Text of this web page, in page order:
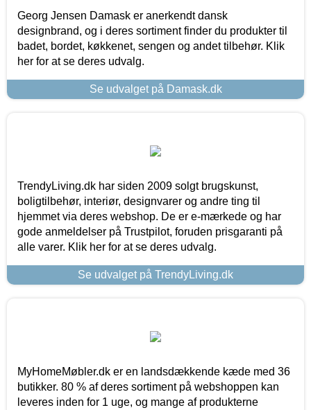
Georg Jensen Damask er anerkendt dansk
designbrand, og i deres sortiment finder du produkter til
badet, bordet, køkkenet, sengen og andet tilbehør. Klik
her for at se deres udvalg.
Se udvalget på Damask.dk
TrendyLiving.dk har siden 2009 solgt brugskunst,
boligtilbehør, interiør, designvarer og andre ting til
hjemmet via deres webshop. De er e-mærkede og har
gode anmeldelser på Trustpilot, foruden prisgaranti på
alle varer. Klik her for at se deres udvalg.
Se udvalget på TrendyLiving.dk
MyHomeMøbler.dk er en landsdækkende kæde med 36
butikker. 80 % af deres sortiment på webshoppen kan
leveres inden for 1 uge, og mange af produkterne